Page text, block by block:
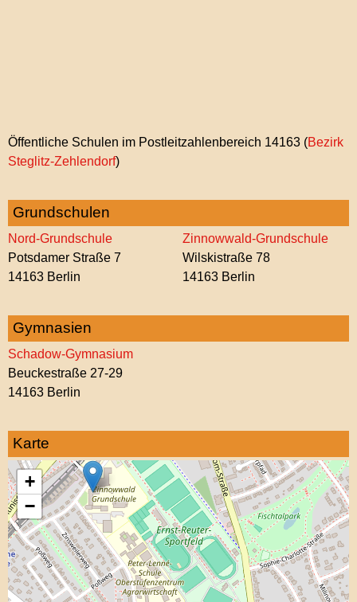
Öffentliche Schulen im Postleitzahlenbereich 14163 (Bezirk
Steglitz-Zehlendorf)
ViEW
Grundschulen
Nord-Grundschule
Potsdamer Straße 7
14163 Berlin
Zinnowwald-Grundschule
Wilskistraße 78
14163 Berlin
Gymnasien
Schadow-Gymnasium
Beuckestraße 27-29
14163 Berlin
Karte
+
−